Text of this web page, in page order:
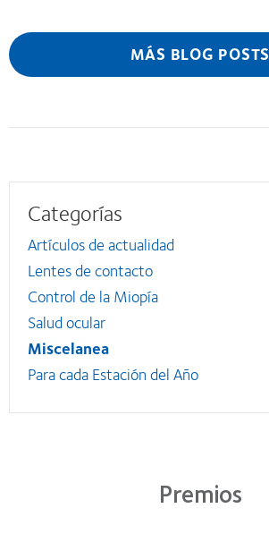
MÁS BLOG POSTS
Categorías
Artículos de actualidad
Lentes de contacto
Control de la Miopía
Salud ocular
Miscelanea
Para cada Estación del Año
Premios